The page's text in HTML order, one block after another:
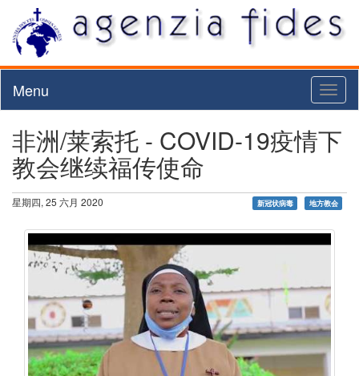
Menu
非洲/莱索托 - COVID-19疫情下
教会继续福传使命
星期四, 25 六月 2020 新冠状病毒 地方教会